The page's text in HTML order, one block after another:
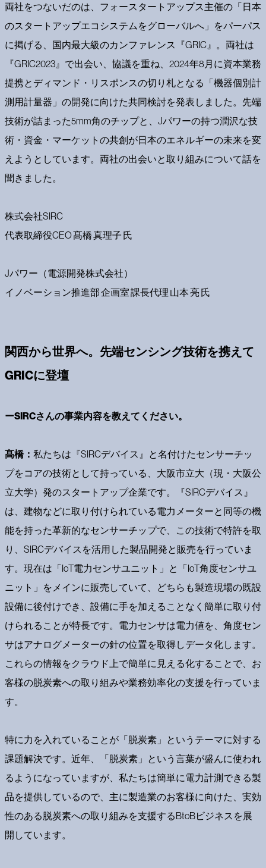
両社をつないだのは、フォースタートアップス主催の「日本
のスタートアップエコシステムをグローバルへ」をパーパス
に掲げる、国内最大級のカンファレンス『GRIC』。両社は
『GRIC2023』で出会い、協議を重ね、2024年8月に資本業務
提携とディマンド・リスポンスの切り札となる「機器個別計
測用計量器」の開発に向けた共同検討を発表しました。先端
技術が詰まった5mm角のチップと、Jパワーの持つ潤沢な技
術・資金・マーケットの共創が日本のエネルギーの未来を変
えようとしています。両社の出会いと取り組みについて話を
聞きました。
株式会社SIRC
代表取締役CEO 髙橋 真理子 氏
Jパワー（電源開発株式会社）
イノベーション推進部 企画室 課長代理 山本 亮 氏
関西から世界へ。先端センシング技術を携えて
GRICに登壇
ーSIRCさんの事業内容を教えてください。
髙橋： 私たちは『SIRCデバイス』と名付けたセンサーチッ
プをコアの技術として持っている、大阪市立大（現・大阪公
立大学）発のスタートアップ企業です。『SIRCデバイス』
は、建物などに取り付けられている電力メーターと同等の機
能を持った革新的なセンサーチップで、この技術で特許を取
り、SIRCデバイスを活用した製品開発と販売を行っていま
す。現在は「IoT電力センサユニット」と「IoT角度センサユ
ニット」をメインに販売していて、どちらも製造現場の既設
設備に後付けでき、設備に手を加えることなく簡単に取り付
けられることが特長です。電力センサは電力値を、角度セン
サはアナログメーターの針の位置を取得しデータ化します。
これらの情報をクラウド上で簡単に見える化することで、お
客様の脱炭素への取り組みや業務効率化の支援を行っていま
す。
特に力を入れていることが「脱炭素」というテーマに対する
課題解決です。近年、「脱炭素」という言葉が盛んに使われ
るようになっていますが、私たちは簡単に電力計測できる製
品を提供しているので、主に製造業のお客様に向けた、実効
性のある脱炭素への取り組みを支援するBtoBビジネスを展
開しています。